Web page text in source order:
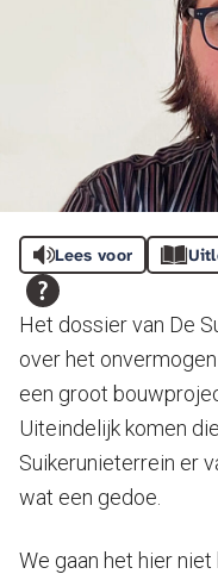
Lees voor
Het dossier van De
over het
een groot
Uiteindelijk komen
Suikerunieterrein er
wat een gedoe.
We gaan het hier